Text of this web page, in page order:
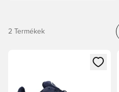
2 Termékek
Megnyit egy modált a